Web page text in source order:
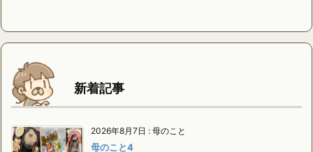
新着記事
2026年8月7日 : 母のこと
母のこと4